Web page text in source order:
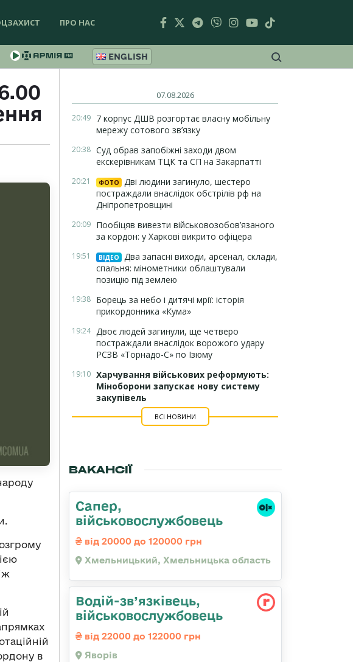
ПРО НАС
ENGLISH
в
07.08.2026
20:49 7 корпус ДШВ розгортає власну мобільну
мережу сотового зв’язку
20:38 Суд обрав запобіжні заходи двом
екскерівникам ТЦК та СП на Закарпатті
20:21 ФОТО
Дві людини загинуло, шестеро
постраждали внаслідок обстрілів рф на
Дніпропетровщині
20:09 Пообіцяв вивезти військовозобов’язаного
за кордон: у Харкові викрито офіцера
19:51 ВІДЕО
Два запасні виходи, арсенал, склади,
спальня: мінометники облаштували
позицію під землею
19:38 Борець за небо і дитячі мрії: історія
прикордонника «Кума»
19:24 Двоє людей загинули, ще четверо
постраждали внаслідок ворожого удару
РСЗВ «Торнадо-С» по Ізюму
19:10 Харчування військових реформують:
Міноборони запускає нову систему
закупівель
ВСІ НОВИНИ
ВАКАНСІЇ
Сапер,
військовослужбовець
від 20000 до 120000 грн
Хмельницький, Хмельницька область
Водій-зв’язківець,
військовослужбовець
від 22000 до 122000 грн
Яворів